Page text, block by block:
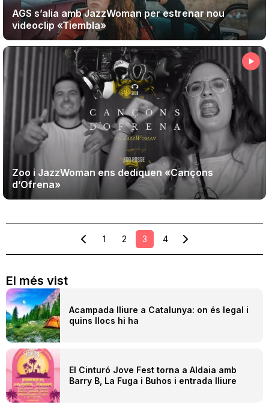
AGS s’alia amb JazzWoman per estrenar nou
videoclip «Tiembla»
Zoo i JazzWoman ens dediquen «Cançons
d’Ofrena»
1 2 3 4
El més vist
Acampada lliure a Catalunya: on és legal i
quins llocs hi ha
El Cinturó Jove Fest torna a Aldaia amb
Barry B, La Fuga i Buhos i entrada lliure